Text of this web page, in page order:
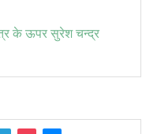
के ऊपर सुरेश चन्द्र